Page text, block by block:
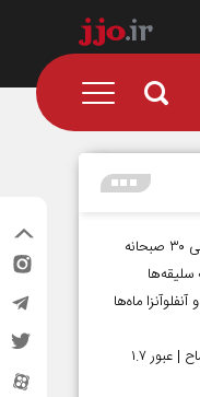
صبحانه چی درست کنم؟ معرفی ۳۰ صبحانه
ماه‌ها
ثبت‌نام ۲.۵ میلیون زائر در سماح | عبور ۱.۷